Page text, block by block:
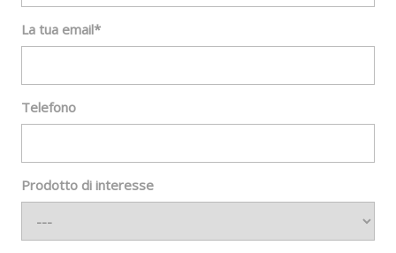
La tua email*
Telefono
Prodotto di interesse